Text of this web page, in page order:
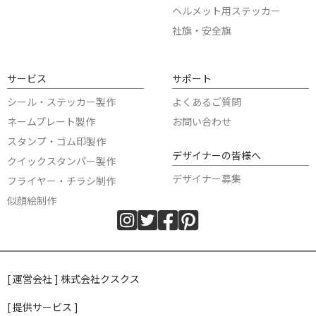
ヘルメット用ステッカー
社旗・安全旗
サービス
シール・ステッカー製作
ネームプレート製作
スタンプ・ゴム印製作
クイックスタンパー製作
フライヤー・チラシ制作
似顔絵制作
サポート
よくあるご質問
お問い合わせ
デザイナーの皆様へ
デザイナー募集
[ 運営会社 ] 株式会社クスクス
[ 提供サービス ]